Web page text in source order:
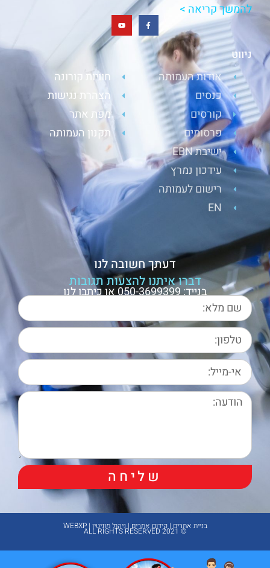
להמשך קריאה >
ניווט
אודות העמותה
כנסים
קורסים
פרסומים
ישיבת EBN
עידכון נמרץ
רישום לעמותה
EN
חוויות קורונה
הצהרת נגישות
מפת אתר
תקנון העמותה
דעתך חשובה לנו
דברו איתנו להצעות תגובות
בנייד: 050-3699399 או כיתבו לנו
שליחה
בניית אתרים | קידום אתרים | ניהול מוניטין | WEBXP
© 2021 ALL RIGHTS RESERVED​